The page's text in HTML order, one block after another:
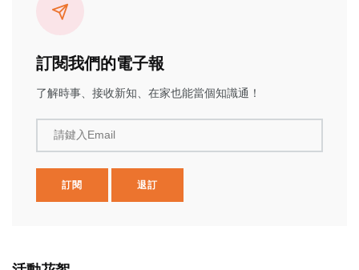
訂閱我們的電子報
了解時事、接收新知、在家也能當個知識通！
請鍵入Email
訂閱 退訂